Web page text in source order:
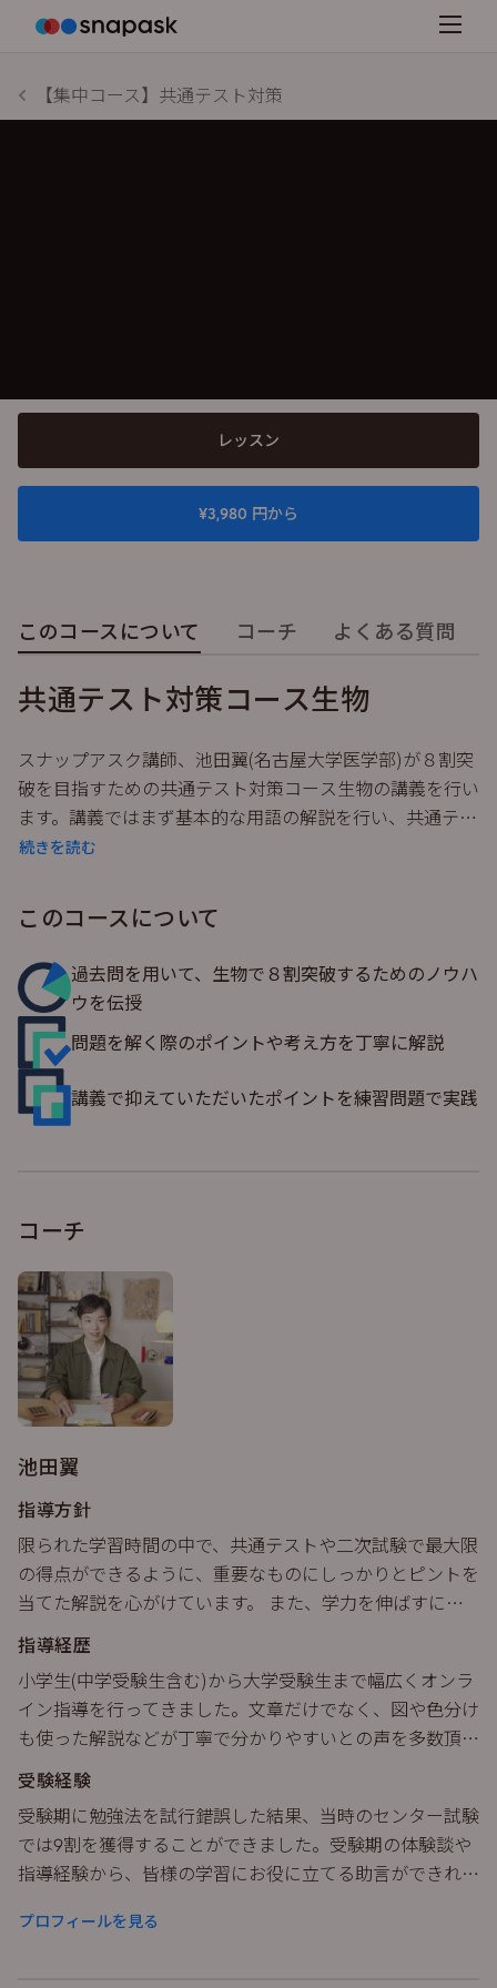
【集中コース】共通テスト対策
レッスン
¥3,980 円から
このコースについて コーチ よくある質問
共通テスト対策コース生物
スナップアスク講師、池田翼(名古屋大学医学部)が８割突
破を目指すための共通テスト対策コース生物の講義を行い
ます。講義ではまず基本的な用語の解説を行い、共通テス
トの過去問を元に、知識の確認と実験結果の解釈を解説致
続きを読む
このコースについて
過去問を用いて、生物で８割突破するためのノウハ
ウを伝授
問題を解く際のポイントや考え方を丁寧に解説
講義で抑えていただいたポイントを練習問題で実践
コーチ
池田翼
指導方針
限られた学習時間の中で、共通テストや二次試験で最大限
の得点ができるように、重要なものにしっかりとピントを
当てた解説を心がけています。 また、学力を伸ばすには
自学自習が欠かせないので、その際の取り組み方などの相
談を受け付けたり、アドバイスも行っております。
指導経歴
小学生(中学受験生含む)から大学受験生まで幅広くオンラ
イン指導を行ってきました。文章だけでなく、図や色分け
も使った解説などが丁寧で分かりやすいとの声を多数頂
き、励みになっております。
受験経験
受験期に勉強法を試行錯誤した結果、当時のセンター試験
では9割を獲得することができました。受験期の体験談や
指導経験から、皆様の学習にお役に立てる助言ができれば
となど何でもお聞きください。
プロフィールを見る